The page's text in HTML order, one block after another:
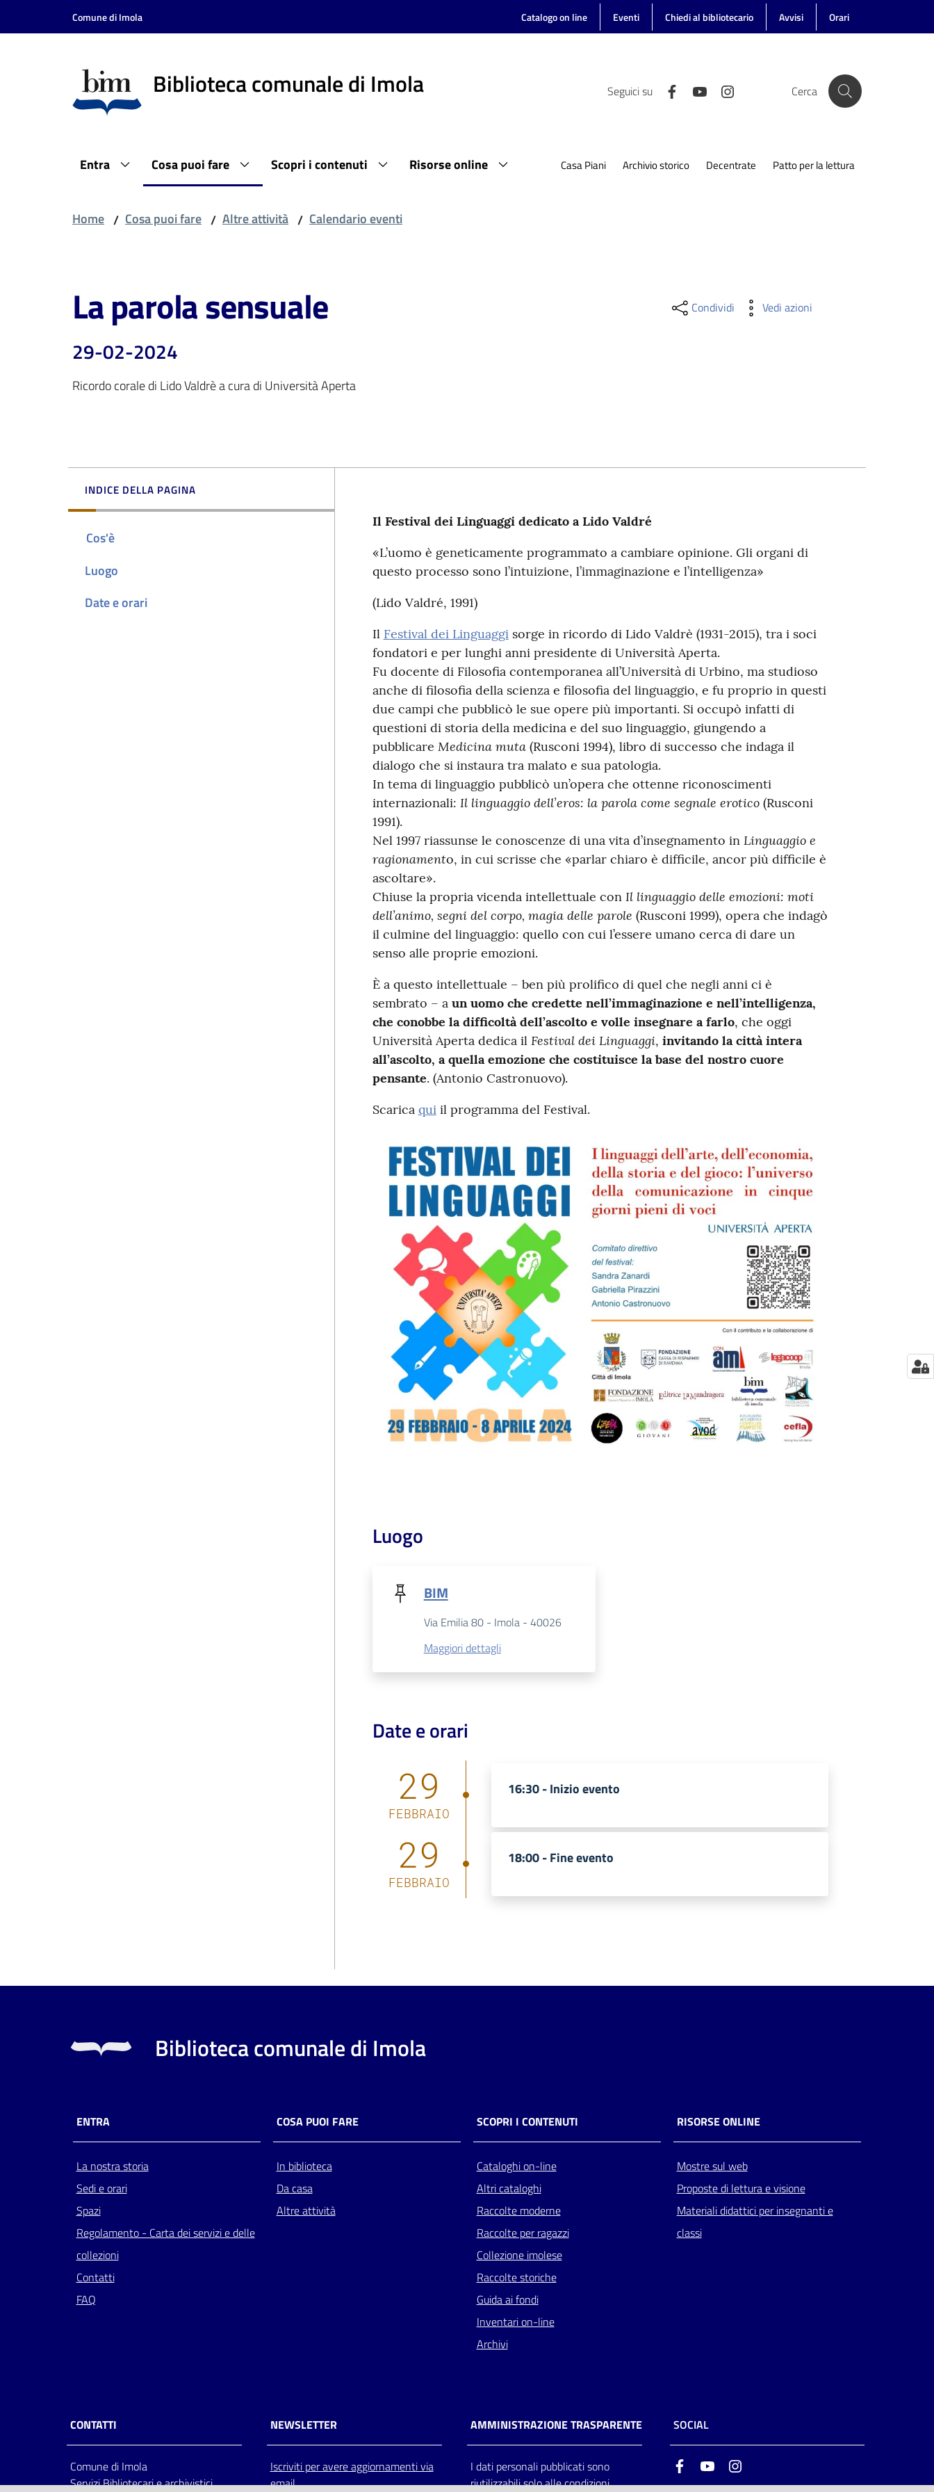
Vai al contenuto
Vai alla navigazione
Comune di Imola Catalogo on line Eventi Chiedi al bibliotecario Avvisi Orari
Biblioteca comunale di Imola Seguici su Cerca
Entra Cosa puoi fare Scopri i contenuti Risorse online Casa Piani Archivio storico Decentrate Patto per la lettura
Home / Cosa puoi fare / Altre attività / Calendario eventi
La parola sensuale
29-02-2024
Ricordo corale di Lido Valdrè a cura di Università Aperta
Condividi Vedi azioni
INDICE DELLA PAGINA
Cos'è
Luogo
Date e orari
Il Festival dei Linguaggi dedicato a Lido Valdré
«L’uomo è geneticamente programmato a cambiare opinione. Gli organi di
questo processo sono l’intuizione, l’immaginazione e l’intelligenza»
(Lido Valdré, 1991)
Il Festival dei Linguaggisorge in ricordo di Lido Valdrè (1931-2015), tra i soci
fondatori e per lunghi anni presidente di Università Aperta.
Fu docente di Filosofia contemporanea all’Università di Urbino, ma studioso
anche di filosofia della scienza e filosofia del linguaggio, e fu proprio in questi
due campi che pubblicò le sue opere più importanti. Si occupò infatti di
questioni di storia della medicina e del suo linguaggio, giungendo a
pubblicare Medicina muta (Rusconi 1994), libro di successo che indaga il
dialogo che si instaura tra malato e sua patologia.
In tema di linguaggio pubblicò un’opera che ottenne riconoscimenti
internazionali: Il linguaggio dell’eros: la parola come segnale erotico(Rusconi
1991).
Nel 1997 riassunse le conoscenze di una vita d’insegnamento in Linguaggio e
ragionamento, in cui scrisse che «parlar chiaro è difficile, ancor più difficile è
ascoltare».
Chiuse la propria vicenda intellettuale con Il linguaggio delle emozioni: moti
dell’animo, segni del corpo, magia delle parole (Rusconi 1999), opera che indagò
il culmine del linguaggio: quello con cui l’essere umano cerca di dare un
senso alle proprie emozioni.
È a questo intellettuale – ben più prolifico di quel che negli anni ci è
sembrato – a un uomo che credette nell’immaginazione e nell’intelligenza,
che conobbe la difficoltà dell’ascolto e volle insegnare a farlo, che oggi
Università Aperta dedica il Festival dei Linguaggi, invitando la città intera
all’ascolto, a quella emozione che costituisce la base del nostro cuore
pensante. (Antonio Castronuovo).
Scarica quiil programma del Festival.
Luogo
BIM
Via Emilia 80 - Imola - 40026
Maggiori dettagli
Date e orari
29
FEBBRAIO
16:30 -Inizio evento
29
FEBBRAIO
18:00 -Fine evento
Biblioteca comunale di Imola
ENTRA
La nostra storia
Sedi e orari
Spazi
Regolamento - Carta dei servizi e delle
collezioni
Contatti
FAQ
COSA PUOI FARE
In biblioteca
Da casa
Altre attività
SCOPRI I CONTENUTI
Cataloghi on-line
Altri cataloghi
Raccolte moderne
Raccolte per ragazzi
Collezione imolese
Raccolte storiche
Guida ai fondi
Inventari on-line
Archivi
RISORSE ONLINE
Mostre sul web
Proposte di lettura e visione
Materiali didattici per insegnanti e
classi
CONTATTI
Comune di Imola
Servizi Bibliotecari e archivistici
NEWSLETTER
Iscriviti per avere aggiornamenti via
email
AMMINISTRAZIONE TRASPARENTE
I dati personali pubblicati sono
riutilizzabili solo alle condizioni
SOCIAL
FacebookYoutube